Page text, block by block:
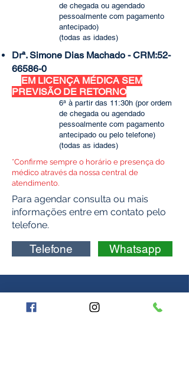
de chegada ou agendado
pessoalmente com pagamento
antecipado)
(todas as idades)
Drª. Simone Dias Machado - CRM:52-
66586-0
EM LICENÇA MÉDICA SEM
PREVISÃO DE RETORNO
6ª à partir das 11:30h (por ordem
de chegada ou agendado
pessoalmente com pagamento
antecipado ou pelo telefone)
(todas as idades)
*Confirme sempre o horário e presença do
médico através da nossa central de
atendimento.
Para agendar consulta ou mais
informações entre em contato pelo
telefone.
Telefone Whatsapp
Onde estamos: